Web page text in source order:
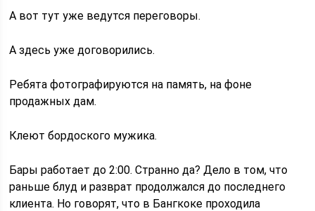
А вот тут уже ведутся переговоры.
А здесь уже договорились.
Ребята фотографируются на память, на фоне
продажных дам.
Клеют бордоского мужика.
Бары работает до 2:00. Странно да? Дело в том, что
раньше блуд и разврат продолжался до последнего
клиента. Но говорят, что в Бангкоке проходила